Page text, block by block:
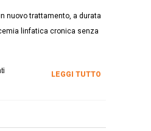
nuovo trattamento, a durata
linfatica cronica senza
LEGGI TUTTO